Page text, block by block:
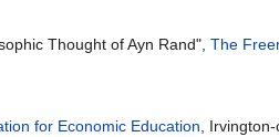
Thought of Ayn Rand", The
for Economic Education,